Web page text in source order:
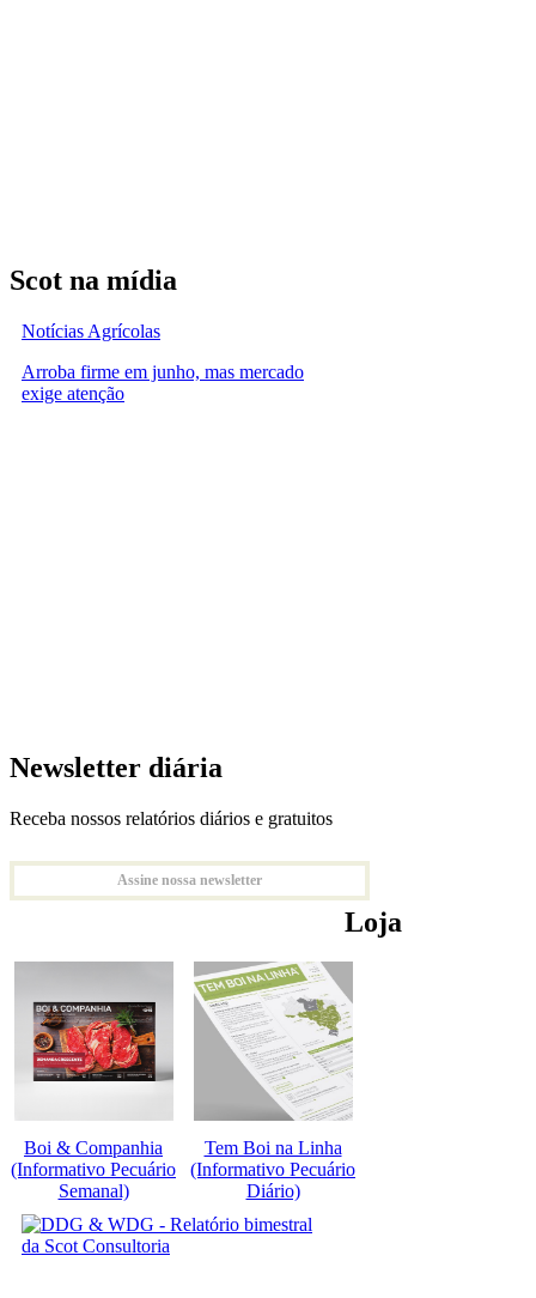
Scot na mídia
Notícias Agrícolas
Arroba firme em junho, mas mercado
exige atenção
Newsletter diária
Receba nossos relatórios diários e gratuitos
Assine nossa newsletter
Loja
Boi & Companhia
(Informativo Pecuário
Semanal)
Tem Boi na Linha
(Informativo Pecuário
Diário)